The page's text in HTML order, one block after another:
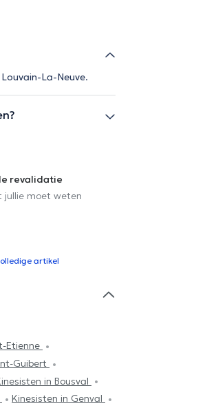
La-Neuve.
revalidatie
jullie moet weten
artikel
Etienne
Guibert
in Bousval
Kinesisten in Genval